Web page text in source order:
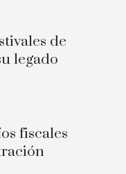
de
legado
fiscales